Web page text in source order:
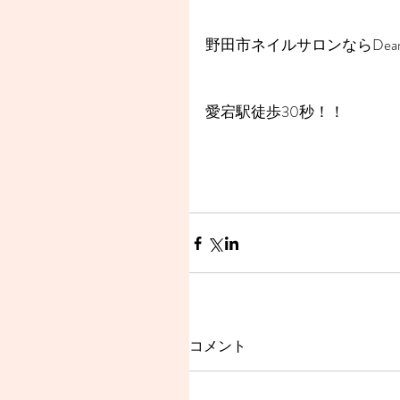
野田市ネイルサロンなら
愛宕駅徒歩30秒！！
コメント